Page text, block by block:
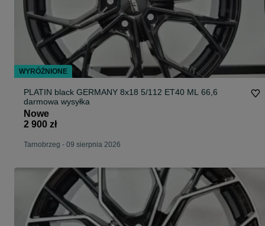
PLATIN black GERMANY 8x18 5/112 ET40 ML 66,6
darmowa wysyłka
Nowe
2 900 zł
Tarnobrzeg - 09 sierpnia 2026
WYRÓŻNIONE